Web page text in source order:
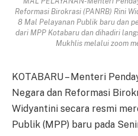
Reformasi Birokrasi (PANRB) Rini
8 Mal Pelayanan Publik baru dan
dari MPP Kotabaru dan dihadiri
Mukhlis melalui zoom
KOTABARU – Menteri
Negara dan Reformasi
Widyantini secara resmi
Publik (MPP) baru pada